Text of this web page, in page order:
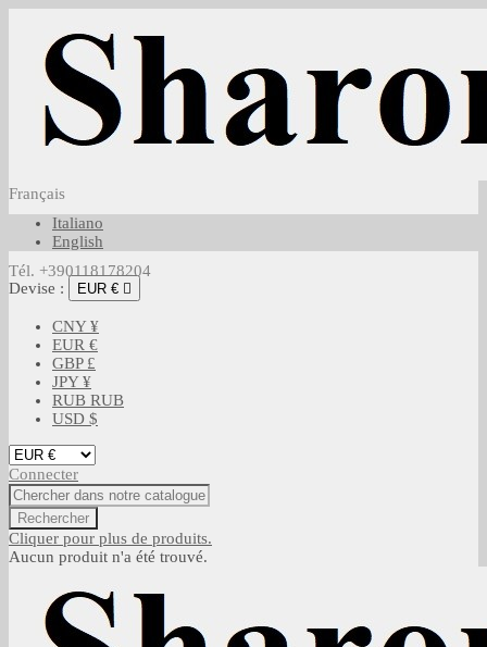
Français
Italiano
English
Tél. +390118178204
Devise :
EUR € 
CNY ¥
EUR €
GBP £
JPY ¥
RUB RUB
USD $
Connecter
Rechercher
Cliquer pour plus de produits.
Aucun produit n'a été trouvé.